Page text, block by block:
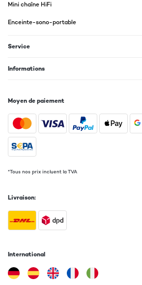
Mini chaîne HiFi
Enceinte-sono-portable
Service
Informations
Moyen de paiement
*Tous nos prix incluent la TVA
Livraison:
International